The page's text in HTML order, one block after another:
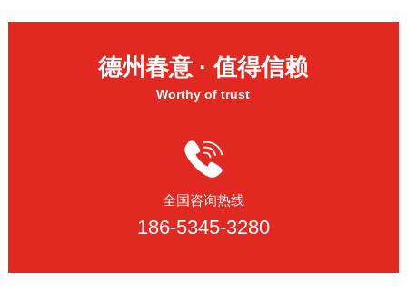
德州春意 · 值得信赖
Worthy of trust
全国咨询热线
186-5345-3280